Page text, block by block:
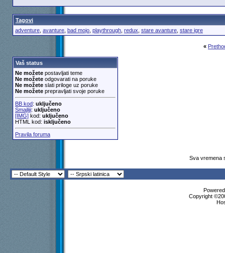
Tagovi
adventure, avanture, bad mojo, playthrough, redux stare avanture, stare igre
«
Vaš status
Ne možetepostavljati teme
Ne možeteodgovarati na poruke
Ne možeteslati priloge uz poruke
Ne možeteprepravljati svoje poruke
BB kod: uključeno
Smajliji: uključeno
[IMG]kod: uključeno
HTML kod: isključeno
Pravila foruma
Sva vremena
Copyright